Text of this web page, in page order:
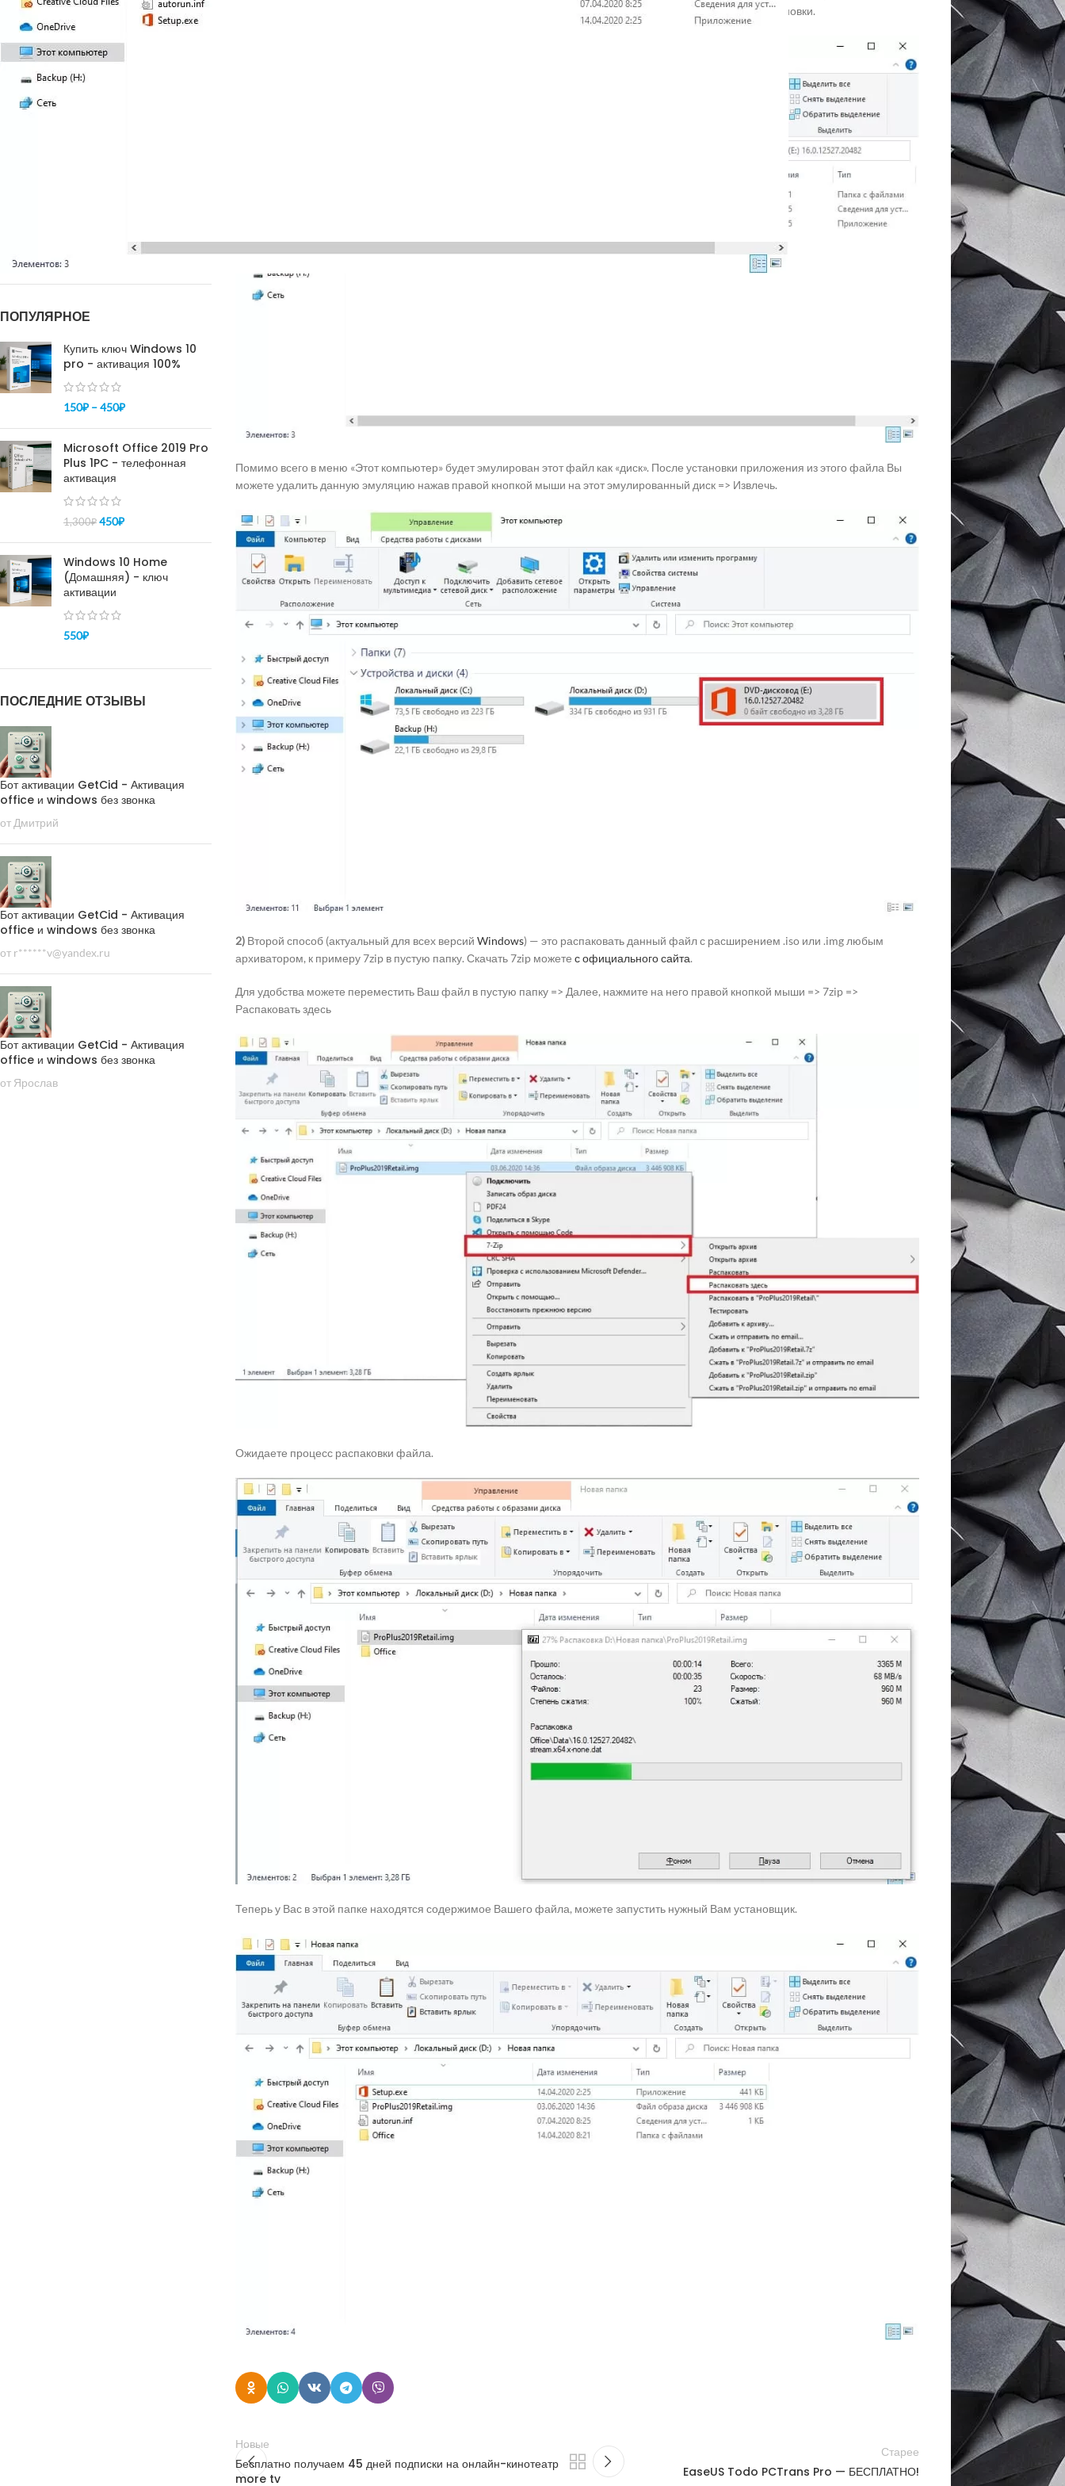
НОВЫЕ КОММЕНТАРИИ
Vlad Zorkyк записиНедорогие
маршрутизаторы с поддержкой Wi-Fi 7:
TP-Link 7DR7270 и 7DR7290.
Сева к записи
ПОПУЛЯРНОЕ
Купить ключ Windows 10
pro - активация 100%
150₽ –450₽
Microsoft Office 2019 Pro
Plus 1PC - телефонная
активация
1,300₽ 450₽
Windows 10 Home
(Домашняя) - ключ
активации
550₽
ПОСЛЕДНИЕ ОТЗЫВЫ
Бот активации GetCid - Активация
office и windows без звонка
от Дмитрий
Бот активации GetCid - Активация
office и windows без звонка
от r******v@yandex.ru
Бот активации GetCid - Активация
office и windows без звонка
от Ярослав
содержимое образа диска (файла .iso и .img), далее Вы уже можете запустить нужный в нем файл для установки.
Помимо всего в меню «Этот компьютер» будет эмулирован этот файл как «диск». После установки приложения из этого файла Вы
можете удалить данную эмуляцию нажав правой кнопкой мыши на этот эмулированный диск => Извлечь.
2) Второй способ (актуальный для всех версийWindows) — это распаковать данный файл с расширением .iso или .img любым
архиватором, к примеру 7zip в пустую папку. Скачать 7zip можетес официального сайта.
Для удобства можете переместить Ваш файл в пустую папку => Далее, нажмите на него правой кнопкой мыши => 7zip =>
Распаковать здесь
Ожидаете процесс распаковки файла.
Теперь у Вас в этой папке находятся содержимое Вашего файла, можете запустить нужный Вам установщик.
Новые
Бесплатно получаем 45 дней подписки на онлайн-кинотеатр
more tv
Старее
EaseUS Todo PCTrans Pro — БЕСПЛАТНО!